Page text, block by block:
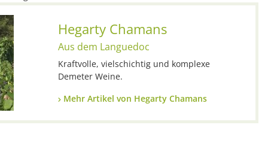
Hegarty Chamans
Aus dem Languedoc
Kraftvolle, vielschichtig und komplexe
Demeter Weine.
Mehr Artikel von Hegarty Chamans